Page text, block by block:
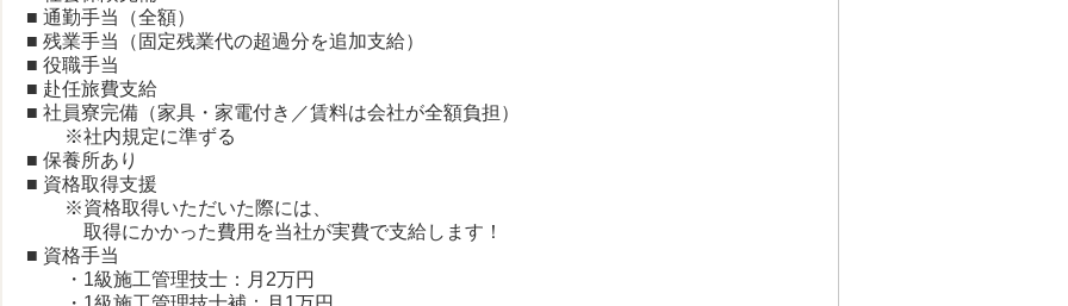
■ 通勤手当（全額）
■ 残業手当（固定残業代の超過分を追加支給）
■ 役職手当
■ 赴任旅費支給
■ 社員寮完備（家具・家電付き／賃料は会社が全額負担）
※社内規定に準ずる
■ 保養所あり
■ 資格取得支援
※資格取得いただいた際には、
取得にかかった費用を当社が実費で支給します！
■ 資格手当
・1級施工管理技士：月2万円